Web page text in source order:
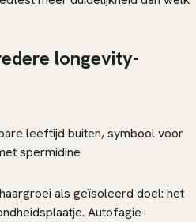
longevity-
als geïsoleerd doel: het
Autofagie-